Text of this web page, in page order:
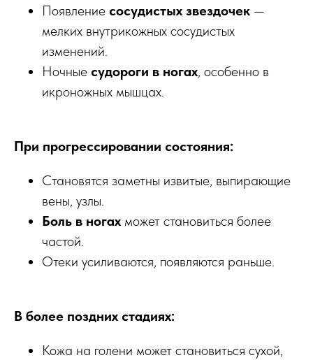
Появление сосудистых звездочек —
мелких внутрикожных сосудистых
изменений.
Ночные судороги в ногах, особенно в
икроножных мышцах.
При прогрессировании состояния:
Становятся заметны извитые, выпирающие
вены, узлы.
Боль в ногах может становиться более
частой.
Отеки усиливаются, появляются раньше.
В более поздних стадиях:
Кожа на голени может становиться сухой,